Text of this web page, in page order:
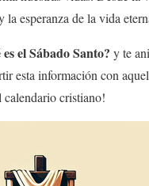
esperanza de la vida
elSábado Santo? y te
esta información con
calendario cristiano!